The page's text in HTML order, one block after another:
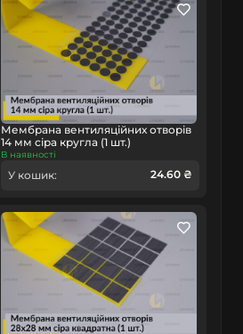
Мембрана вентиляційних отворів
14 мм сіра кругла (1 шт.)
В наявності
У кошик: 24.60 ₴